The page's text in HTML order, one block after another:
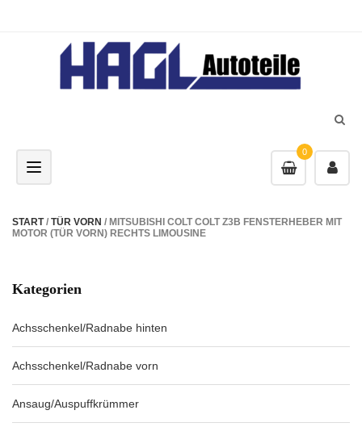
0
Toggle navigation
START/ TÜR VORN / MITSUBISHI COLT COLT Z3B FENSTERHEBER MIT
MOTOR (TÜR VORN) RECHTS LIMOUSINE
Kategorien
Achsschenkel/Radnabe hinten
Achsschenkel/Radnabe vorn
Ansaug/Auspuffkrümmer